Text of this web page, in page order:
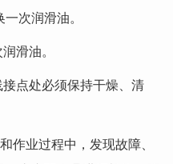
次润滑油。
滑油。
点处必须保持干燥、清
作业过程中，发现故障、